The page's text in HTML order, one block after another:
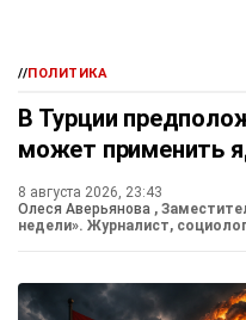
//ПОЛИТИКА
В Турции
может применить
8 августа 2026, 23:43
Олеся Аверьянова ,
недели». Журналист,